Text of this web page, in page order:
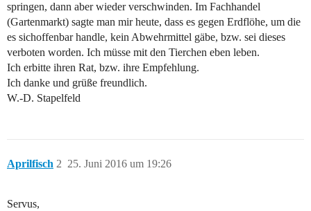
springen, dann aber wieder verschwinden. Im Fachhandel
(Gartenmarkt) sagte man mir heute, dass es gegen Erdflöhe, um die
es sichoffenbar handle, kein Abwehrmittel gäbe, bzw. sei dieses
verboten worden. Ich müsse mit den Tierchen eben leben.
Ich erbitte ihren Rat, bzw. ihre Empfehlung.
Ich danke und grüße freundlich.
W.-D. Stapelfeld
Aprilfisch 25. Juni 2016 um 19:26
2
Servus,